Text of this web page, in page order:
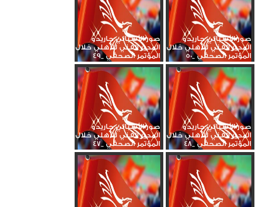
صور الأسباني جاريدو
المدير الفني للأهلي خلال
المؤتمر الصحفي _50
صور الأسباني جاريدو
المدير الفني للأهلي خلال
المؤتمر الصحفي _49
صور الأسباني جاريدو
المدير الفني للأهلي خلال
المؤتمر الصحفي _48
صور الأسباني جاريدو
المدير الفني للأهلي خلال
المؤتمر الصحفي _47